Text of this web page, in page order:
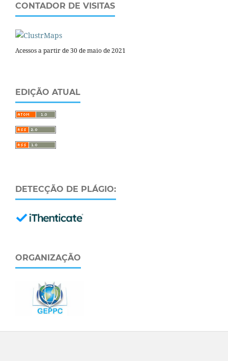
CONTADOR DE VISITAS
Acessos a partir de 30 de maio de 2021
EDIÇÃO ATUAL
DETECÇÃO DE PLÁGIO:
ORGANIZAÇÃO